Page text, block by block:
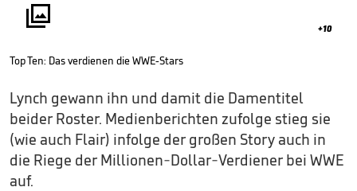
 +10
Top Ten: Das verdienen die WWE-Stars
Lynch gewann ihn und damit die Damentitel
beider Roster. Medienberichten zufolge stieg sie
(wie auch Flair) infolge der großen Story auch in
die Riege der Millionen-Dollar-Verdiener bei WWE
auf.